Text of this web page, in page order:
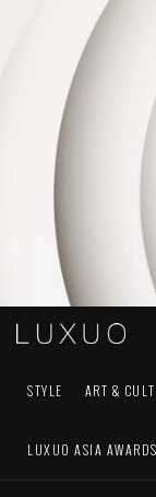
STYLE ART &
LUXUO ASIA AWARDS